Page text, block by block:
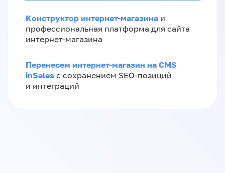
Конструктор интернет-магазина и
профессиональная платформа для сайта
интернет-магазина
Перенесем интернет-магазин на CMS
inSales с сохранением SEO-позиций
и интеграций